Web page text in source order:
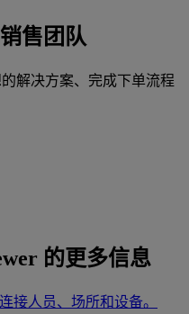
售团队
解决方案、完成下单流程
的更多信息
接人员、场所和设备。